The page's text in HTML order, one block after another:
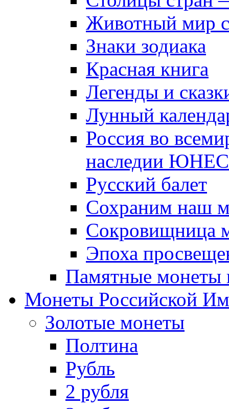
Животный мир
Знаки зодиака
Красная книга
Легенды и
Лунный
Россия во
наследии
Русский балет
Сохраним наш
Сокровищница
Эпоха
Памятные монеты
Монеты Российской
Золотые монеты
Полтина
Рубль
2 рубля